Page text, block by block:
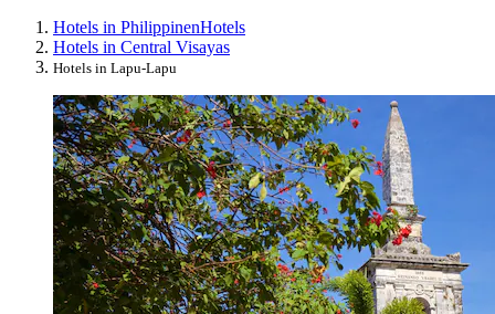
Hotels in PhilippinenHotels
Hotels in Central Visayas
Hotels in Lapu-Lapu